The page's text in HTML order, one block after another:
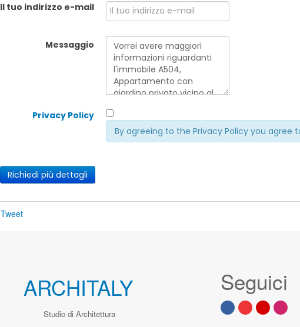
Il tuo indirizzo e-mail
Messaggio
Privacy Policy
By agreeing to the Privacy Policy you
Richiedi più dettagli
Tweet
ARCHITALY
Studio di Architettura
Seguici